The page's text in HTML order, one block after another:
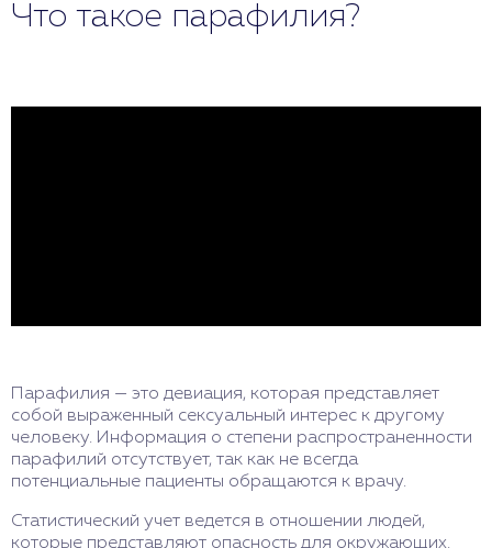
Что такое парафилия?
Парафилия — это девиация, которая представляет
собой выраженный сексуальный интерес к другому
человеку. Информация о степени распространенности
парафилий отсутствует, так как не всегда
потенциальные пациенты обращаются к врачу.
Статистический учет ведется в отношении людей,
которые представляют опасность для окружающих.